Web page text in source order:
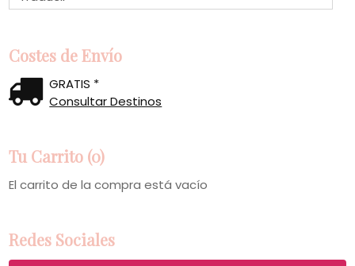
Costes de Envío
GRATIS *
Consultar Destinos
Tu Carrito (0)
El carrito de la compra está vacío
Redes Sociales